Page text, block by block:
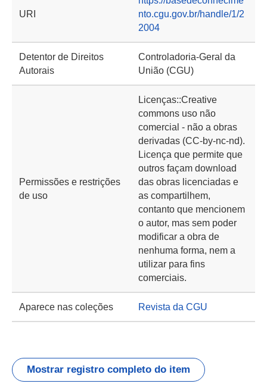
URI
nto.cgu.gov.br/handle/1/2
2004
Detentor de Direitos
Autorais
Controladoria-Geral da
União (CGU)
Permissões e restrições
de uso
Licenças::Creative
commons uso não
comercial - não a obras
derivadas (CC-by-nc-nd).
Licença que permite que
outros façam download
das obras licenciadas e
as compartilhem,
contanto que mencionem
o autor, mas sem poder
modificar a obra de
nenhuma forma, nem a
utilizar para fins
comerciais.
Aparece nas coleções Revista da CGU
Mostrar registro completo do item